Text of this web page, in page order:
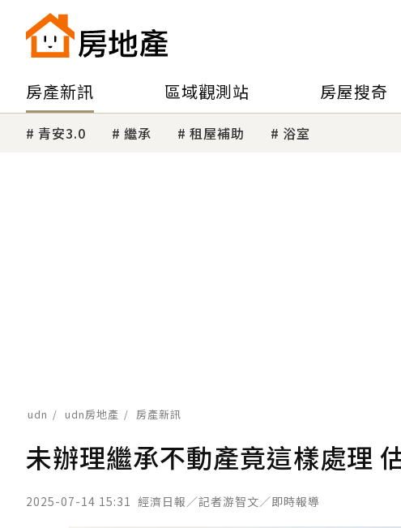
房產新訊 區域觀測站 房屋搜奇
青安3.0 繼承 租屋補助 浴室
udn udn房地產 房產新訊
未辦理繼承不動產竟這樣處理
2025-07-14 15:31 經濟日報／記者游智文／即時報導